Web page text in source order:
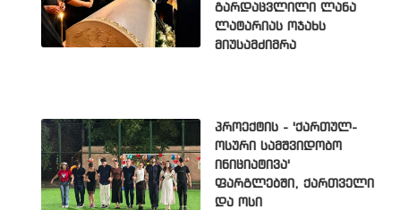
გარდაცვლილი ლანა
ლატარიას ოჯახს
მიუსამძიმრა
პროექტის - 'ქართულ-
ოსური სამშვიდობო
ინიციატივა'
ფარგლებში, ქართველი
და ოსი